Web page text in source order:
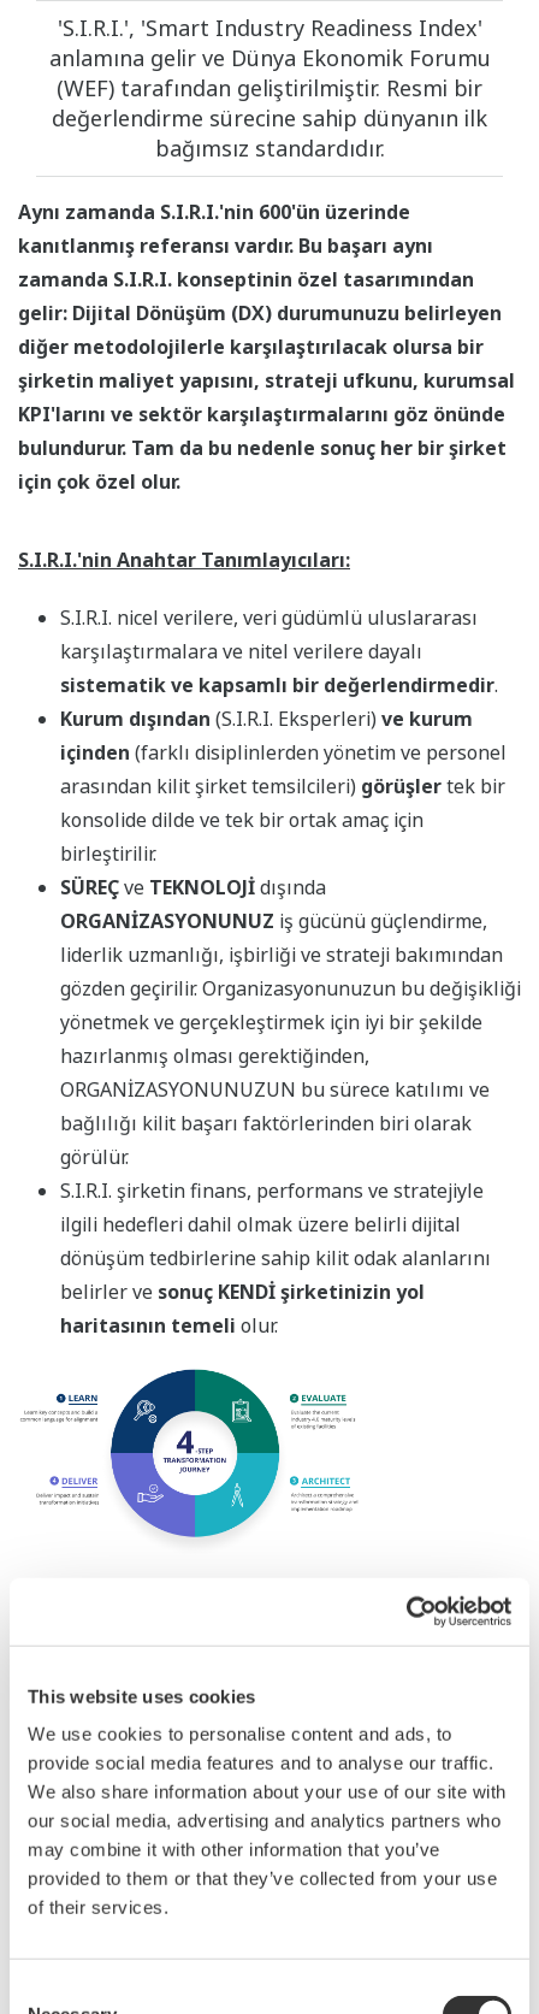
This website uses cookies
We use cookies to personalise content and ads, to
provide social media features and to analyse our traffic.
We also share information about your use of our site with
our social media, advertising and analytics partners who
may combine it with other information that you’ve
provided to them or that they’ve collected from your use
of their services.
'S.I.R.I.', 'Smart Industry Readiness Index'
anlamına gelir ve Dünya Ekonomik Forumu
(WEF) tarafından geliştirilmiştir. Resmi bir
değerlendirme sürecine sahip dünyanın ilk
bağımsız standardıdır.
Aynı zamanda S.I.R.I.'nin 600'ün üzerinde
kanıtlanmış referansı vardır. Bu başarı aynı
zamanda S.I.R.I. konseptinin özel tasarımından
gelir: Dijital Dönüşüm (DX) durumunuzu belirleyen
diğer metodolojilerle karşılaştırılacak olursa bir
şirketin maliyet yapısını, strateji ufkunu, kurumsal
KPI'larını ve sektör karşılaştırmalarını göz önünde
bulundurur. Tam da bu nedenle sonuç her bir şirket
için çok özel olur.
S.I.R.I.'nin Anahtar Tanımlayıcıları:
S.I.R.I. nicel verilere, veri güdümlü uluslararası
karşılaştırmalara ve nitel verilere dayalı
sistematik ve kapsamlı bir değerlendirmedir.
Kurum dışından (S.I.R.I. Eksperleri)ve kurum
içinden (farklı disiplinlerden yönetim ve personel
arasından kilit şirket temsilcileri) görüşlertek bir
konsolide dilde ve tek bir ortak amaç için
birleştirilir.
SÜREÇve TEKNOLOJİdışında
ORGANİZASYONUNUZ iş gücünü güçlendirme,
liderlik uzmanlığı, işbirliği ve strateji bakımından
gözden geçirilir. Organizasyonunuzun bu değişikliği
yönetmek ve gerçekleştirmek için iyi bir şekilde
hazırlanmış olması gerektiğinden,
ORGANİZASYONUNUZUN bu sürece katılımı ve
bağlılığı kilit başarı faktörlerinden biri olarak
görülür.
S.I.R.I. şirketin finans, performans ve stratejiyle
ilgili hedefleri dahil olmak üzere belirli dijital
dönüşüm tedbirlerine sahip kilit odak alanlarını
belirler ve sonuç KENDİ şirketinizin yol
haritasının temeli olur.
Derin teknoloji bilgisine sahip S.I.R.I.
dönüşümü için dünya çapındaki ilk standarttır. Tüm
S.I.R.I. sertifikalı eksperler danışmanlıklarında
tarafsız ve bağımsızdır. Hepsi WEF standartlarına
ve ilkelerine göre hareket eder. Öte yandan,
sertifikalı hizmet sağlayıcılar arasında farklılıklar
vardır.